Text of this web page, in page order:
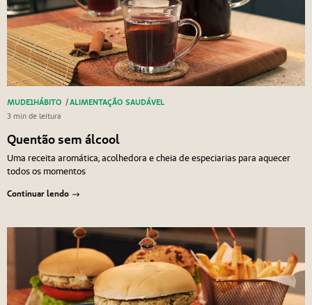
MUDE1HÁBITO /ALIMENTAÇÃO SAUDÁVEL
3 min de leitura
Quentão sem álcool
Uma receita aromática, acolhedora e cheia de especiarias para aquecer
todos os momentos
Continuar lendo